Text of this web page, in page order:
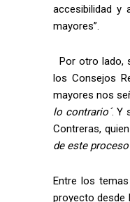
accesibilidad y
mayores”.
Por otro lado,
los Consejos
mayores nos
lo contrario´. Y
Contreras,
de este
Entre los
proyecto desde